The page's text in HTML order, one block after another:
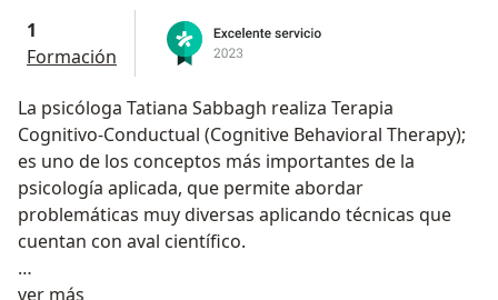
1
Formación
La psicóloga Tatiana Sabbagh realiza Terapia
Cognitivo-Conductual (Cognitive Behavioral Therapy);
es uno de los conceptos más importantes de la
psicología aplicada, que permite abordar
problemáticas muy diversas aplicando técnicas que
cuentan con aval científico.
Tatiana Sabbagh se graduó en el año 2003 de la
ver más